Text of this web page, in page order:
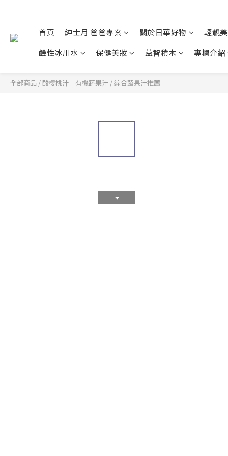
首頁 紳士月 爸爸專案 關於日華好物
輕靚
鹼性冰川水
保健美妝 益智積木 專欄介紹
全部商品 /酸櫻桃汁｜有機蔬果汁 /綜合蔬果汁推薦